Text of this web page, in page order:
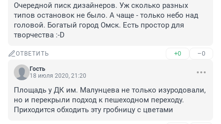
Очередной писк дизайнеров. Уж сколько разных
типов остановок не было. А чаще - только небо над
головой. Богатый город Омск. Есть простор для
творчества :-D
ОТВЕТИТЬ +0 –0
Гость
18 июля 2020, 21:20
Площадь у ДК им. Малунцева не только изуродовали,
но и перекрыли подход к пешеходном переходу.
Приходится обходить эту гробницу с цветами